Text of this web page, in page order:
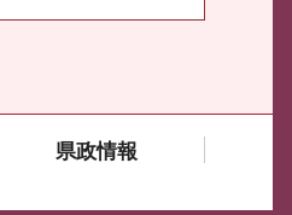
県政情報